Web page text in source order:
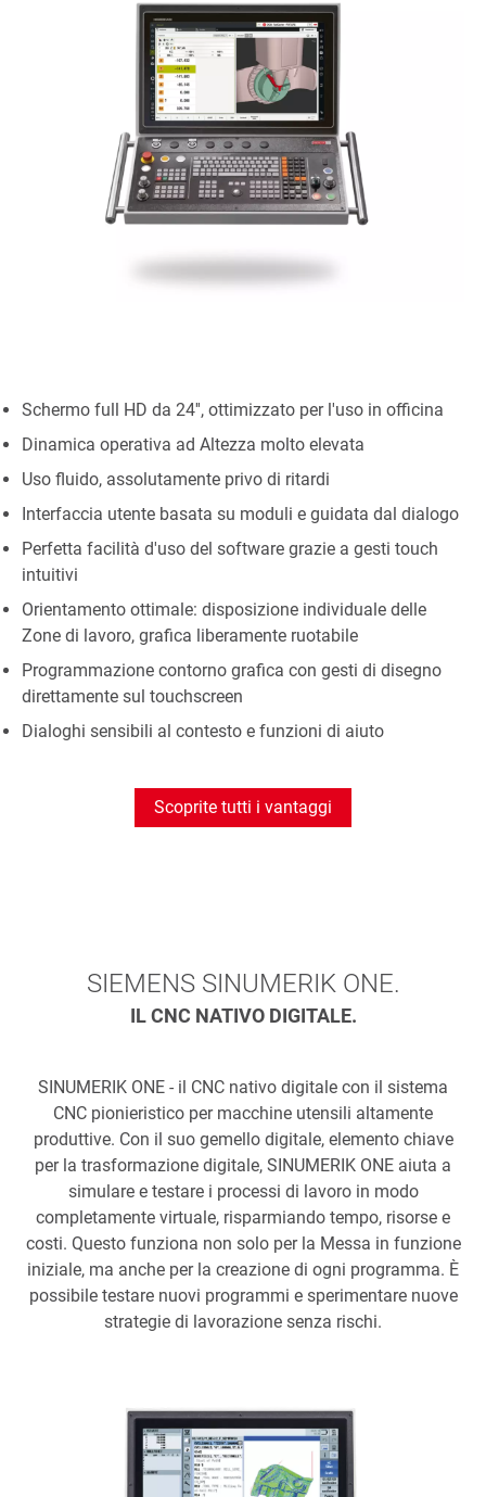
Schermo full HD da 24'', ottimizzato per l'uso in officina
Dinamica operativa ad Altezza molto elevata
Uso fluido, assolutamente privo di ritardi
Interfaccia utente basata su moduli e guidata dal dialogo
Perfetta facilità d'uso del software grazie a gesti touch
intuitivi
Orientamento ottimale: disposizione individuale delle
Zone di lavoro, grafica liberamente ruotabile
Programmazione contorno grafica con gesti di disegno
direttamente sul touchscreen
Dialoghi sensibili al contesto e funzioni di aiuto
Scoprite tutti i vantaggi
SIEMENS SINUMERIK ONE.
IL CNC NATIVO DIGITALE.
SINUMERIK ONE - il CNC nativo digitale con il sistema
CNC pionieristico per macchine utensili altamente
produttive. Con il suo gemello digitale, elemento chiave
per la trasformazione digitale, SINUMERIK ONE aiuta a
simulare e testare i processi di lavoro in modo
completamente virtuale, risparmiando tempo, risorse e
costi. Questo funziona non solo per la Messa in funzione
iniziale, ma anche per la creazione di ogni programma. È
possibile testare nuovi programmi e sperimentare nuove
strategie di lavorazione senza rischi.